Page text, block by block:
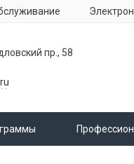
пр., 58